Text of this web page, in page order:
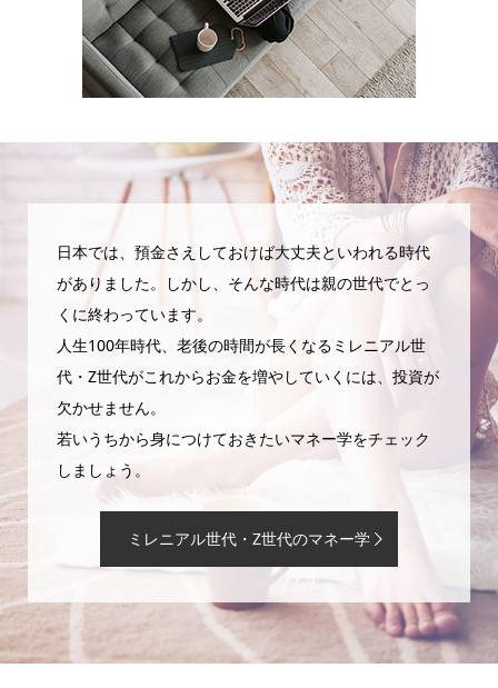
日本では、預金さえしておけば大丈夫といわれる時代
がありました。しかし、そんな時代は親の世代でとっ
くに終わっています。
人生100年時代、老後の時間が長くなるミレニアル世
代・Z世代がこれからお金を増やしていくには、投資が
欠かせません。
若いうちから身につけておきたいマネー学をチェック
しましょう。
ミレニアル世代・Z世代のマネー学